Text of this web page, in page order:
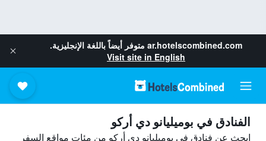
ar.hotelscombined.com متوفر أيضاً باللغة الإنجليزية.
Visit site in English
الفنادق في بوميليانو دي أركو
ابحث عن فنادق في بوميليانو دي أركو من مئات مواقع السفر